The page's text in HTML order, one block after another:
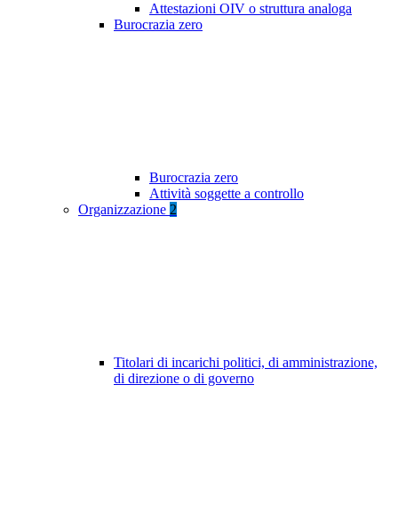
Attestazioni OIV o struttura analoga
Burocrazia zero
Burocrazia zero
Attività soggette a controllo
Organizzazione 2
Titolari di incarichi politici, di amministrazione,
di direzione o di governo